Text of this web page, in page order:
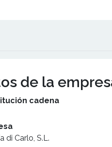
de la
cadena
di Carlo, S.L.